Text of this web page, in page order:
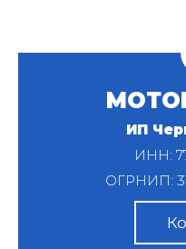
ИП
ИНН:
ОГРНИП: